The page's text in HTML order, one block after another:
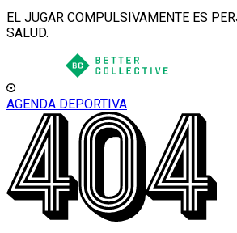
EL JUGAR COMPULSIVAMENTE ES
SALUD.
AGENDA DEPORTIVA